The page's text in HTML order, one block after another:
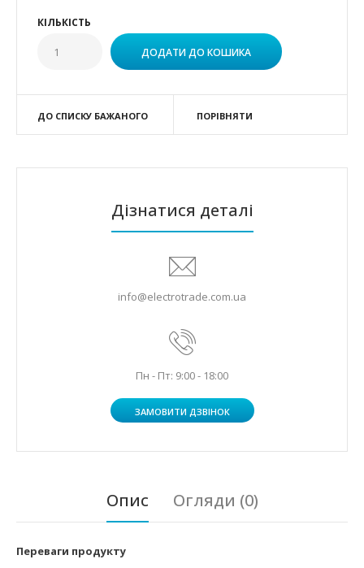
КІЛЬКІСТЬ
ДО СПИСКУ БАЖАНОГО ПОРІВНЯТИ
Дізнатися деталі
info@electrotrade.com.ua
Пн - Пт: 9:00 - 18:00
ЗАМОВИТИ ДЗВІНОК
Опис Огляди (0)
Переваги продукту